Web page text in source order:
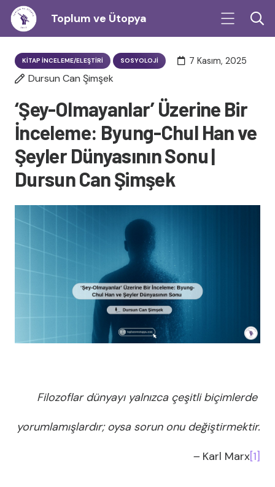
Toplum ve Ütopya
KITAP İNCELEME/ELEŞTIRI SOSYOLOJI 7 Kasım, 2025
Dursun Can Şimşek
‘Şey-Olmayanlar’ Üzerine Bir
İnceleme: Byung-Chul Han ve
Şeyler Dünyasının Sonu |
Dursun Can Şimşek
Filozoflar dünyayı yalnızca çeşitli biçimlerde
yorumlamışlardır; oysa sorun onu değiştirmektir.
– Karl Marx[1]